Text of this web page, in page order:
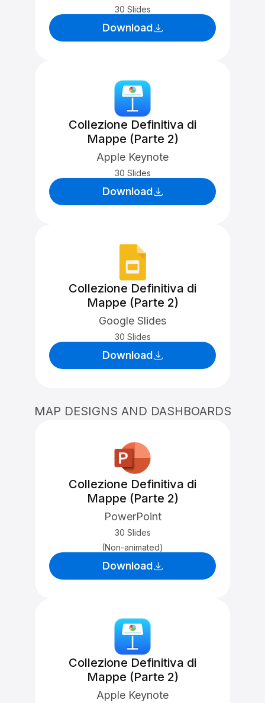
30 Slides
Download
Collezione Definitiva di
Mappe (Parte 2)
Apple Keynote
30 Slides
Download
Collezione Definitiva di
Mappe (Parte 2)
Google Slides
30 Slides
Download
MAP DESIGNS AND DASHBOARDS
Collezione Definitiva di
Mappe (Parte 2)
PowerPoint
30 Slides
(Non-animated)
Download
Collezione Definitiva di
Mappe (Parte 2)
Apple Keynote